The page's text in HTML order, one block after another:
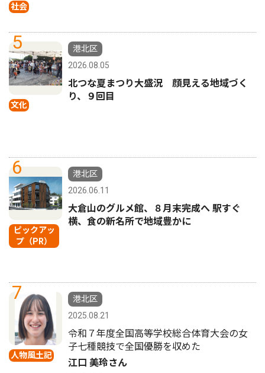
社会
5
文化
港北区
2026.08.05
北つな夏まつり大盛況 顔見える地域づく
り、９回目
6
ピックアッ
プ（PR）
港北区
2026.06.11
大倉山のグルメ館、８月末完成へ 駅すぐ
横、食の新名所で地域豊かに
7
人物風土記
港北区
2025.08.21
令和７年度全国高等学校総合体育大会の女
子七種競技で全国優勝を収めた
江口 美玲さん